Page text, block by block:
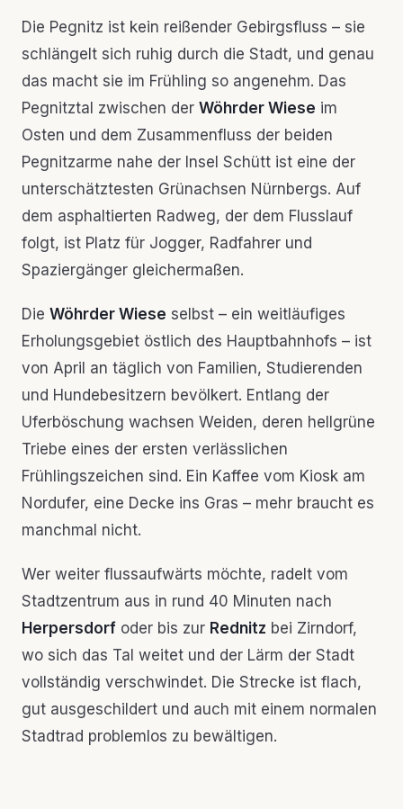
Die Pegnitz ist kein reißender Gebirgsfluss – sie
schlängelt sich ruhig durch die Stadt, und genau
das macht sie im Frühling so angenehm. Das
Pegnitztal zwischen der Wöhrder Wiese im
Osten und dem Zusammenfluss der beiden
Pegnitzarme nahe der Insel Schütt ist eine der
unterschätztesten Grünachsen Nürnbergs. Auf
dem asphaltierten Radweg, der dem Flusslauf
folgt, ist Platz für Jogger, Radfahrer und
Spaziergänger gleichermaßen.
Die Wöhrder Wiese selbst – ein weitläufiges
Erholungsgebiet östlich des Hauptbahnhofs – ist
von April an täglich von Familien, Studierenden
und Hundebesitzern bevölkert. Entlang der
Uferböschung wachsen Weiden, deren hellgrüne
Triebe eines der ersten verlässlichen
Frühlingszeichen sind. Ein Kaffee vom Kiosk am
Nordufer, eine Decke ins Gras – mehr braucht es
manchmal nicht.
Wer weiter flussaufwärts möchte, radelt vom
Stadtzentrum aus in rund 40 Minuten nach
Herpersdorf oder bis zur Rednitz bei Zirndorf,
wo sich das Tal weitet und der Lärm der Stadt
vollständig verschwindet. Die Strecke ist flach,
gut ausgeschildert und auch mit einem normalen
Stadtrad problemlos zu bewältigen.